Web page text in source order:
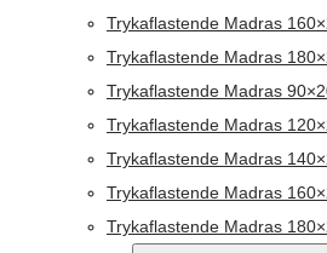
Trykaflastende Madras
Trykaflastende Madras
Trykaflastende Madras
Trykaflastende Madras
Trykaflastende Madras
Trykaflastende Madras
Trykaflastende Madras